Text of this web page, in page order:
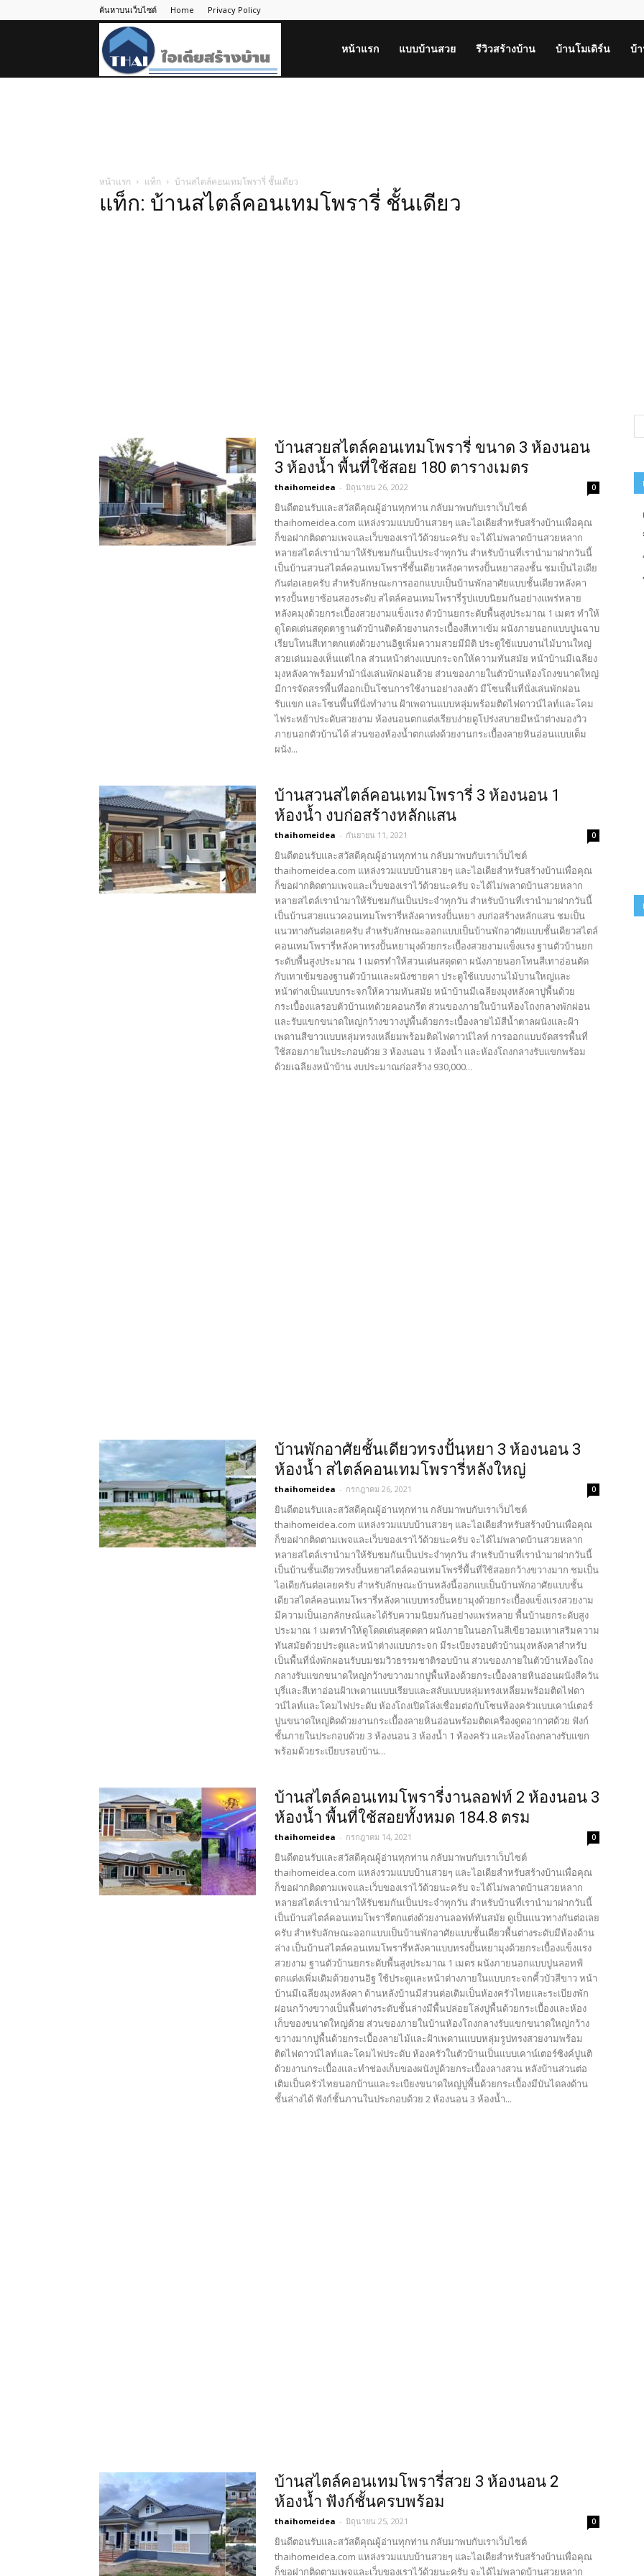
ค้นหาบนเว็บไซต์ Home Privacy Policy
หน้าแรก แบบบ้านสวย รีวิวสร้างบ้าน บ้านโมเดิร์น บ้
หน้าแรก แท็ก บ้านสไตล์คอนเทมโพรารี่ ชั้นเดียว
แท็ก: บ้านสไตล์คอนเทมโพรารี่ ชั้นเดียว
บ้านสวยสไตล์คอนเทมโพรารี่ ขนาด 3 ห้องนอน
3 ห้องน้ำ พื้นที่ใช้สอย 180 ตารางเมตร
thaihomeidea - มิถุนายน 26, 2022 0
ยินดีตอนรับและสวัสดีคุณผู้อ่านทุกท่าน กลับมาพบกับเราเว็บไซต์
thaihomeidea.com แหล่งรวมแบบบ้านสวยๆ และไอเดียสำหรับสร้างบ้านเพื่อคุณ
ก็ขอฝากติดตามเพจและเว็บของเราไว้ด้วยนะครับ จะได้ไม่พลาดบ้านสวยหลาก
หลายสไตล์เรานำมาให้รับชมกันเป็นประจำทุกวัน สำหรับบ้านที่เรานำมาฝากวันนี้
เป็นบ้านสวนสไตล์คอนเทมโพรารี่ชั้นเดียวหลังคาทรงปั้นหยาสองชั้น ชมเป็นไอเดีย
กันต่อเลยครับ สำหรับลักษณะการออกแบบเป็นบ้านพักอาศัยแบบชั้นเดียวหลังคา
ทรงปั้นหยาซ้อนสองระดับ สไตล์คอนเทมโพรารี่รูปแบบนิยมกันอย่างแพร่หลาย
หลังคมุงด้วยกระเบื้องสวยงามแข็งแรง ตัวบ้านยกระดับพื้นสูงประมาณ 1 เมตร ทำให้
ดูโดดเด่นสดุดตาฐานตัวบ้านติดด้วยงานกระเบื้องสีเทาเข้ม ผนังภายนอกแบบปูนฉาบ
เรียบโทนสีเทาตกแต่งด้วยงานอิฐเพิ่มความสวยมีมิติ ประตูใช้แบบงานไม้บานใหญ่
สวยเด่นมองเห็นแต่ไกล ส่วนหน้าต่างแบบกระจกให้ความทันสมัย หน้าบ้านมีเฉลียง
มุงหลังคาพร้อมทำม้านั่งเล่นพักผ่อนด้วย ส่วนของภายในตัวบ้านห้องโถงขนาดใหญ่
มีการจัดสรรพื้นที่ออกเป็นโซนการใช้งานอย่างลงตัว มีโซนพื้นที่นั่งเล่นพักผ่อน
รับแขก และโซนพื้นที่นั่งทำงาน ฝ้าเพดานแบบหลุ่มพร้อมติดไฟดาวน์ไลท์และโคม
ไฟระหย้าประดับสวยงาม ห้องนอนตกแต่งเรียบง่ายดูโปร่งสบายมีหน้าต่างมองวิว
ภายนอกตัวบ้านได้ ส่วนของห้องน้ำตกแต่งด้วยงานกระเบื้องลายหินอ่อนแบบเต็ม
ผนัง...
บ้านสวนสไตล์คอนเทมโพรารี่ 3 ห้องนอน 1
ห้องน้ำ งบก่อสร้างหลักแสน
thaihomeidea - กันยายน 11, 2021 0
ยินดีตอนรับและสวัสดีคุณผู้อ่านทุกท่าน กลับมาพบกับเราเว็บไซต์
thaihomeidea.com แหล่งรวมแบบบ้านสวยๆ และไอเดียสำหรับสร้างบ้านเพื่อคุณ
ก็ขอฝากติดตามเพจและเว็บของเราไว้ด้วยนะครับ จะได้ไม่พลาดบ้านสวยหลาก
หลายสไตล์เรานำมาให้รับชมกันเป็นประจำทุกวัน สำหรับบ้านที่เรานำมาฝากวันนี้
เป็นบ้านสวยแนวคอนเทมโพรารี่หลังคาทรงปั้นหยา งบก่อสร้างหลักแสน ชมเป็น
แนวทางกันต่อเลยครับ สำหรับลักษณะออกแบบเป็นบ้านพักอาศัยแบบชั้นเดียวสไตล์
คอนเทมโพรารี่หลังคาทรงปั้นหยามุงด้วยกระเบื้องสวยงามแข็งแรง ฐานตัวบ้านยก
ระดับพื้นสูงประมาณ 1 เมตรทำให้สวนเด่นสดุดตา ผนังภายนอกโทนสีเทาอ่อนตัด
กับเทาเข้มของฐานตัวบ้านและผนังชายคา ประตูใช้แบบงานไม้บานใหญ่และ
หน้าต่างเป็นแบบกระจกให้ความทันสมัย หน้าบ้านมีเฉลียงมุงหลังคาปูพื้นด้วย
กระเบื้องแลรอบตัวบ้านเทด้วยคอนกรีต ส่วนของภายในบ้านห้องโถงกลางพักผ่อน
และรับแขกขนาดใหญ่กว้างขวางปูพื้นด้วยกระเบื้องลายไม้สีน้ำตาลผนังและฝ้า
เพดานสีขาวแบบหลุ่มทรงเหลี่ยมพร้อมติดไฟดาวน์ไลท์ การออกแบบจัดสรรพื้นที่
ใช้สอยภายในประกอบด้วย 3 ห้องนอน 1 ห้องน้ำ และห้องโถงกลางรับแขกพร้อม
ด้วยเฉลียงหน้าบ้าน งบประมาณก่อสร้าง 930,000...
บ้านพักอาศัยชั้นเดียวทรงปั้นหยา 3 ห้องนอน 3
ห้องน้ำ สไตล์คอนเทมโพรารี่หลังใหญ่
thaihomeidea - กรกฎาคม 26, 2021 0
ยินดีตอนรับและสวัสดีคุณผู้อ่านทุกท่าน กลับมาพบกับเราเว็บไซต์
thaihomeidea.com แหล่งรวมแบบบ้านสวยๆ และไอเดียสำหรับสร้างบ้านเพื่อคุณ
ก็ขอฝากติดตามเพจและเว็บของเราไว้ด้วยนะครับ จะได้ไม่พลาดบ้านสวยหลาก
หลายสไตล์เรานำมาให้รับชมกันเป็นประจำทุกวัน สำหรับบ้านที่เรานำมาฝากวันนี้
เป็นบ้านชั้นเดียวทรงปั้นหยาสไตล์คอนเทมโพรรี่พื้นที่ใช้สอยกว้างขวางมาก ชมเป็น
ไอเดียกันต่อเลยครับ สำหรับลักษณะบ้านหลังนี้ออกแบเป็นบ้านพักอาศัยแบบชั้น
เดียวสไตล์คอนเทมโพรารี่หลังคาแบบทรงปั้นหยามุงด้วยกระเบื้องแข็งแรงสวยงาม
มีความเป็นเอกลักษณ์และได้รับความนิยมกันอย่างแพร่หลาย พื้นบ้านยกระดับสูง
ประมาณ 1 เมตรทำให้ดูโดดเด่นสุดดตา ผนังภายในนอกโนสีเขียวอมเทาเสริมความ
ทันสมัยด้วยประตูและหน้าต่างแบบกระจก มีระเบียงรอบตัวบ้านมุงหลังคาสำหรับ
เป็นพื้นที่นั่งพักผอนรับบมชมวิวธรรมชาติรอบบ้าน ส่วนของภายในตัวบ้านห้องโถง
กลางรับแขกขนาดใหญ่กว้างขวางมากปูพื้นห้องด้วยกระเบื้องลายหินอ่อนผนังสีควัน
บุรี่และสีเทาอ่อนฝ้าเพดานแบบเรียบและสลับแบบหลุ่มทรงเหลี่ยมพร้อมติดไฟดา
วน์ไลท์และโคมไฟประดับ ห้องโถงเปิดโล่งเชื่อมต่อกับโซนห้องครัวแบบเคาน์เตอร์
ปูนขนาดใหญ่ติดด้วยงานกระเบื้องลายหินอ่อนพร้อมติดเครื่องดูดอากาศด้วย ฟังก์
ชั้นภายในประกอบด้วย 3 ห้องนอน 3 ห้องน้ำ 1 ห้องครัว และห้องโถงกลางรับแขก
พร้อมด้วยระเบียบรอบบ้าน...
บ้านสไตล์คอนเทมโพรารี่งานลอฟท์ 2 ห้องนอน 3
ห้องน้ำ พื้นที่ใช้สอยทั้งหมด 184.8 ตรม
thaihomeidea - กรกฎาคม 14, 2021 0
ยินดีตอนรับและสวัสดีคุณผู้อ่านทุกท่าน กลับมาพบกับเราเว็บไซต์
thaihomeidea.com แหล่งรวมแบบบ้านสวยๆ และไอเดียสำหรับสร้างบ้านเพื่อคุณ
ก็ขอฝากติดตามเพจและเว็บของเราไว้ด้วยนะครับ จะได้ไม่พลาดบ้านสวยหลาก
หลายสไตล์เรานำมาให้รับชมกันเป็นประจำทุกวัน สำหรับบ้านที่เรานำมาฝากวันนี้
เป็นบ้านสไตล์คอนเทมโพรารี่ตกแต่งด้วยงานลอฟท์ทันสมัย ดูเป็นแนวทางกันต่อเลย
ครับ สำหรับลักษณะออกแบบเป็นบ้านพักอาศัยแบบชั้นเดียวพื้นต่างระดับมีห้องด้าน
ล่าง เป็นบ้านสไตล์คอนเทมโพรารี่หลังคาแบบทรงปั้นหยามุงด้วยกระเบื้องแข็งแรง
สวยงาม ฐานตัวบ้านยกระดับพื้นสูงประมาณ 1 เมตร ผนังภายนอกแบบปูนลอทฟ์
ตกแต่งเพิ่มเติมด้วยงานอิฐ ใช้ประตูและหน้าต่างภายในแบบกระจกคิ้วบัวสีขาว หน้า
บ้านมีเฉลียงมุงหลังคา ด้านหลังบ้านมีส่วนต่อเติมเป็นห้องครัวไทยและระเบียงพัก
ผ่อนกว้างขวางเป็นพื้นต่างระดับชั้นล่างมีพื้นปล่อยโล่งปูพื้นด้วยกระเบื้องและห้อง
เก็บของขนาดใหญ่ด้วย ส่วนของภายในบ้านห้องโถงกลางรับแขกขนาดใหญ่กว้าง
ขวางมากปูพื้นด้วยกระเบื้องลายไม้และฝ้าเพดานแบบหลุ่มรูปทรงสวยงามพร้อม
ติดไฟดาวน์ไลท์และโคมไฟประดับ ห้องครัวในตัวบ้านเป็นแบบเคาน์เตอร์ซิงค์ปูนติ
ด้วยงานกระเบื้องและทำช่องเก็บของผนังปูด้วยกระเบื้องลางสวน หลังบ้านส่วนต่อ
เติมเป็นครัวไทยนอกบ้านและระเบียงขนาดใหญ่ปูพื้นด้วยกระเบื้องมีบันไดลงด้าน
ชั้นล่างได้ ฟังก์ชั้นภานในประกอบด้วย 2 ห้องนอน 3 ห้องน้ำ...
บ้านสไตล์คอนเทมโพรารี่สวย 3 ห้องนอน 2
ห้องน้ำ ฟังก์ชั้นครบพร้อม
thaihomeidea - มิถุนายน 25, 2021 0
ยินดีตอนรับและสวัสดีคุณผู้อ่านทุกท่าน กลับมาพบกับเราเว็บไซต์
thaihomeidea.com แหล่งรวมแบบบ้านสวยๆ และไอเดียสำหรับสร้างบ้านเพื่อคุณ
ก็ขอฝากติดตามเพจและเว็บของเราไว้ด้วยนะครับ จะได้ไม่พลาดบ้านสวยหลาก